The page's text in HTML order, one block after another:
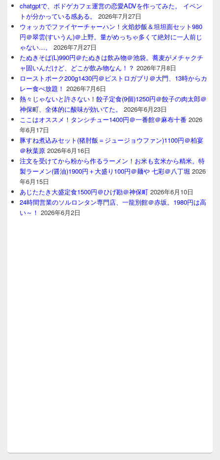
chatgptで、ボドゲカフェ運営の恋愛ADVを作ってみた。 イベン
トが分かっている感ある。
2026年7月27日
ウォッカでファイヤーチャーハン！火焰炒飯＆坦坦面セット980
円＠翠雲(すいうん)＠上野。量がめっちゃ多くて絶対に一人前じ
ゃない…。
2026年7月27日
たぬきそば(L)990円＠たぬきは飲み物＠池袋。蕎麦がメチャクチ
ャ固いんだけど、どこが飲み物なん！？ 2026年7月8日
ローストポーク200g1430円＠ビストロガブリ＠大門、13時からカ
レー食べ放題！ 2026年7月6日
熱々じゃないと許さない！餃子定食(9個)1250円＠餃子の肉太郎＠
神保町、全体的に酸味が効いてた。
2026年6月23日
ここはオススメ！タンシチュー1400円＠一番館＠麻布十番 2026
年6月17日
豚すね煮込みセット(猪肘飯＝ジュージョウファン)1100円＠柏宴
＠秋葉原 2026年6月16日
注文を受けてから粉から作るラーメン！お米も玄米から精米。特
製ラーメン(醤油)1900円＋大盛り100円＠麺や 七彩＠八丁堀 2026
年6月15日
あじたたき大盛定食1500円＠ひげ勘＠神保町 2026年6月10日
24時間営業のソルロンタン専門店、一龍別館＠赤坂。1980円は高
い～！ 2026年6月2日